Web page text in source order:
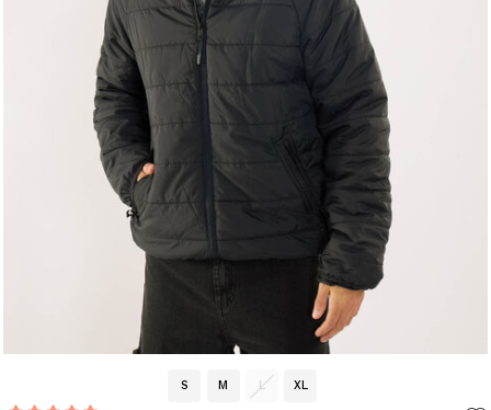
S M L XL